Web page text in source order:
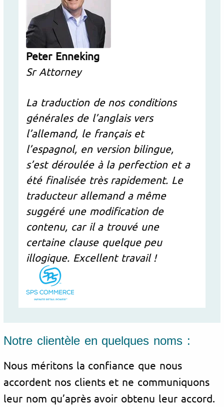
Peter Enneking
Sr Attorney
La traduction de nos conditions
générales de l’anglais vers
l’allemand, le français et
l’espagnol, en version bilingue,
s’est déroulée à la perfection et a
été finalisée très rapidement. Le
traducteur allemand a même
suggéré une modification de
contenu, car il a trouvé une
certaine clause quelque peu
illogique. Excellent travail !
Notre clientèle en quelques noms :
Nous méritons la confiance que nous
accordent nos clients et ne communiquons
leur nom qu’après avoir obtenu leur accord.